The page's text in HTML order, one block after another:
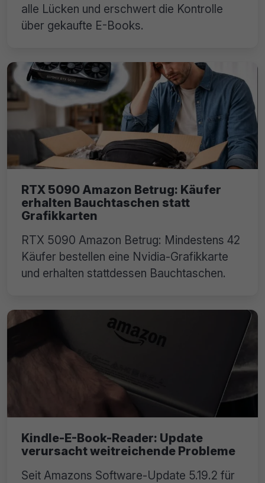
alle Lücken und erschwert die Kontrolle
über gekaufte E-Books.
RTX 5090 Amazon Betrug: Käufer
erhalten Bauchtaschen statt
Grafikkarten
RTX 5090 Amazon Betrug: Mindestens 42
Käufer bestellen eine Nvidia-Grafikkarte
und erhalten stattdessen Bauchtaschen.
Kindle-E-Book-Reader: Update
verursacht weitreichende Probleme
Seit Amazons Software-Update 5.19.2 für